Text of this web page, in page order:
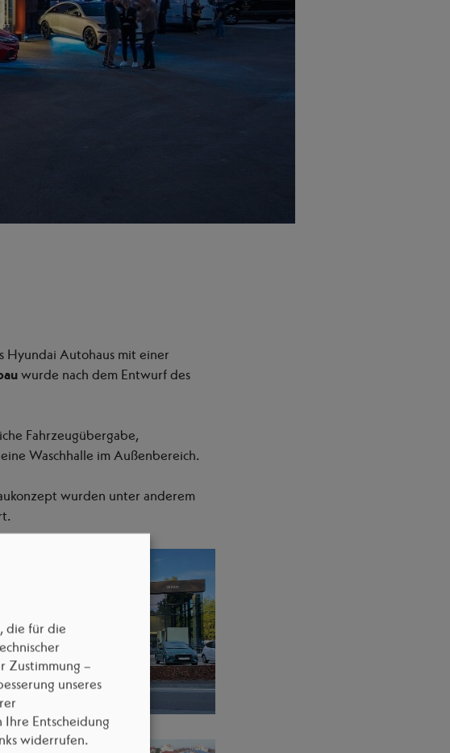
Autohaus mit einer
wurde nach dem Entwurf des
Fahrzeugübergabe,
Waschhalle im Außenbereich.
wurden unter anderem
die für die
Zustimmung –
unseres
Ihre Entscheidung
widerrufen.